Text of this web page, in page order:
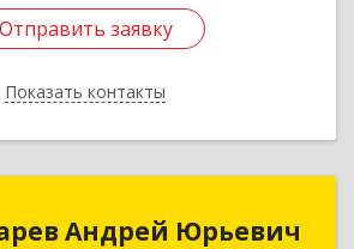
Отправить заявку
Показать контакты
Отправить заявку
Назад
Андрей Юрьевич
Андрей Юрьевич